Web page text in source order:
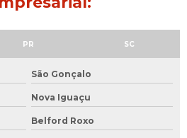
PR SC
São Gonçalo
Nova Iguaçu
Belford Roxo